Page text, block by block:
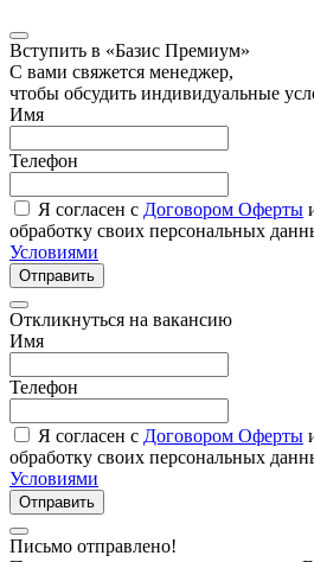
Вступить в «Базис Премиум»
С вами свяжется менеджер,
чтобы обсудить индивидуальные
Имя
Телефон
Я согласен с Договором Оферты
обработку своих персональных
Условиями
Отправить
Откликнуться на вакансию
Имя
Телефон
Я согласен с Договором Оферты
обработку своих персональных
Условиями
Отправить
Письмо отправлено!